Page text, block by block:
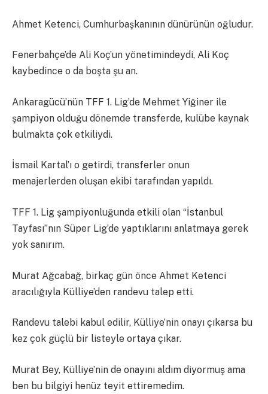
Ahmet Ketenci, Cumhurbaşkanının dünürünün oğludur.
Fenerbahçe’de Ali Koç’un yönetimindeydi, Ali Koç
kaybedince o da boşta şu an.
Ankaragücü’nün TFF 1. Lig’de Mehmet Yiğiner ile
şampiyon olduğu dönemde transferde, kulübe kaynak
bulmakta çok etkiliydi.
İsmail Kartal’ı o getirdi, transferler onun
menajerlerden oluşan ekibi tarafından yapıldı.
TFF 1. Lig şampiyonluğunda etkili olan “İstanbul
Tayfası”nın Süper Lig’de yaptıklarını anlatmaya gerek
yok sanırım.
Murat Ağcabağ, birkaç gün önce Ahmet Ketenci
aracılığıyla Külliye’den randevu talep etti.
Randevu talebi kabul edilir, Külliye’nin onayı çıkarsa bu
kez çok güçlü bir listeyle ortaya çıkar.
Murat Bey, Külliye’nin de onayını aldım diyormuş ama
ben bu bilgiyi henüz teyit ettiremedim.